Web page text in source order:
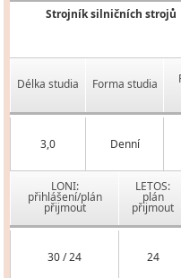
Strojník silničních strojů
Délka studia Forma studia
3,0 Denní
LONI:
přihlášení/plán
přijmout
LETOS:
plán
přijmout
30 / 24 24